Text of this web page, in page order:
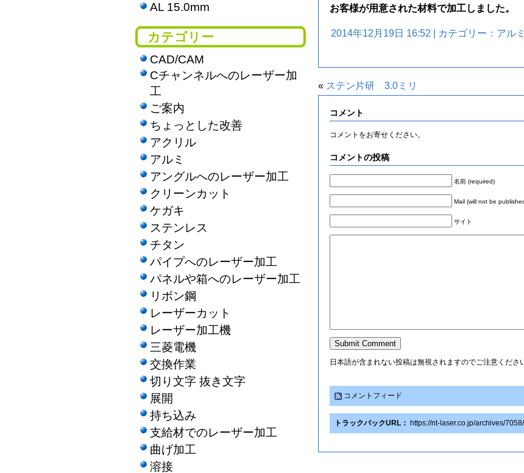
お客様が用意された材料で加工しました。
2014年12月19日 16:52 | カテゴリー： アルミ
« ステン片研 3.0ミリ
コメント
コメントをお寄せください。
コメントの投稿
名前 (required)
Mail (will not be
サイト
日本語が含まれない投稿は無視されますのでご注意くださ
コメントフィード
トラックバックURL： https://nt-laser.co.jp/archives/
AL 15.0mm
カテゴリー
CAD/CAM
Cチャンネルへのレーザー加
工
ご案内
ちょっとした改善
アクリル
アルミ
アングルへのレーザー加工
クリーンカット
ケガキ
ステンレス
チタン
パイプへのレーザー加工
パネルや箱へのレーザー加工
リボン鋼
レーザーカット
レーザー加工機
三菱電機
交換作業
切り文字 抜き文字
展開
持ち込み
支給材でのレーザー加工
曲げ加工
溶接